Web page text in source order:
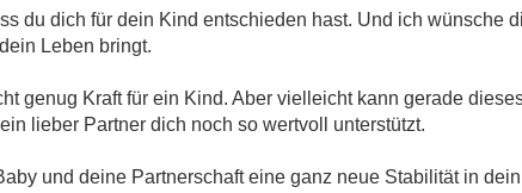
du dich für dein Kind entschieden hast. Und ich wünsche
Leben bringt.
genug Kraft für ein Kind. Aber vielleicht kann gerade
lieber Partner dich noch so wertvoll unterstützt.
und deine Partnerschaft eine ganz neue Stabilität in